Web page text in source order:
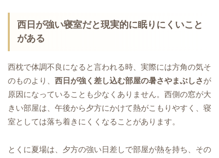
西日が強い寝室だと現実的に眠りにくいこと
がある
西枕で体調不良になると言われる時、実際には方角の気そ
のものより、 西日が強く差し込む部屋の暑さやまぶしさが
原因になっていることも少なくありません。西側の窓が大
きい部屋は、午後から夕方にかけて熱がこもりやすく、寝
室としては落ち着きにくくなることがあります。
とくに夏場は、夕方の強い日差しで部屋が熱を持ち、その